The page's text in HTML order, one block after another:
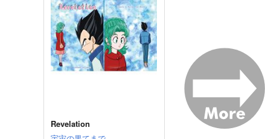
やんでれごっこ
はなびえ。
629円（税込）
一ノ瀬トキヤ×一十木音也 カカロット×ベジータ
サンプル 作品詳細
Revelation